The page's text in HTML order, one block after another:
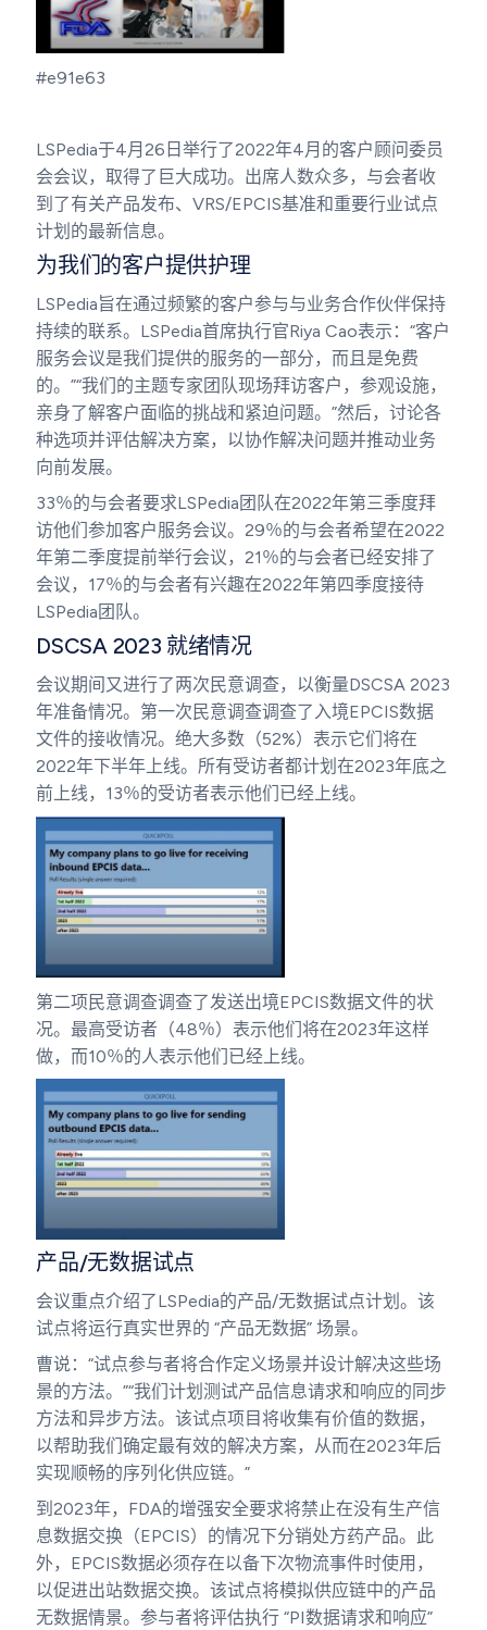
#e91e63
LSPedia于4月26日举行了2022年4月的客户顾问委员
会会议，取得了巨大成功。出席人数众多，与会者收
到了有关产品发布、VRS/EPCIS基准和重要行业试点
计划的最新信息。
为我们的客户提供护理
LSPedia旨在通过频繁的客户参与与业务合作伙伴保持
持续的联系。LSPedia首席执行官Riya Cao表示：“客户
服务会议是我们提供的服务的一部分，而且是免费
的。”“我们的主题专家团队现场拜访客户，参观设施，
亲身了解客户面临的挑战和紧迫问题。”然后，讨论各
种选项并评估解决方案，以协作解决问题并推动业务
向前发展。
33％的与会者要求LSPedia团队在2022年第三季度拜
访他们参加客户服务会议。29％的与会者希望在2022
年第二季度提前举行会议，21％的与会者已经安排了
会议，17％的与会者有兴趣在2022年第四季度接待
LSPedia团队。
DSCSA 2023 就绪情况
会议期间又进行了两次民意调查，以衡量DSCSA 2023
年准备情况。第一次民意调查调查了入境EPCIS数据
文件的接收情况。绝大多数（52%）表示它们将在
2022年下半年上线。所有受访者都计划在2023年底之
前上线，13％的受访者表示他们已经上线。
第二项民意调查调查了发送出境EPCIS数据文件的状
况。最高受访者（48％）表示他们将在2023年这样
做，而10％的人表示他们已经上线。
产品/无数据试点
会议重点介绍了LSPedia的产品/无数据试点计划。该
试点将运行真实世界的 “产品无数据” 场景。
曹说：“试点参与者将合作定义场景并设计解决这些场
景的方法。”“我们计划测试产品信息请求和响应的同步
方法和异步方法。该试点项目将收集有价值的数据，
以帮助我们确定最有效的解决方案，从而在2023年后
实现顺畅的序列化供应链。”
到2023年，FDA的增强安全要求将禁止在没有生产信
息数据交换（EPCIS）的情况下分销处方药产品。此
外，EPCIS数据必须存在以备下次物流事件时使用，
以促进出站数据交换。该试点将模拟供应链中的产品
无数据情景。参与者将评估执行 “PI数据请求和响应”